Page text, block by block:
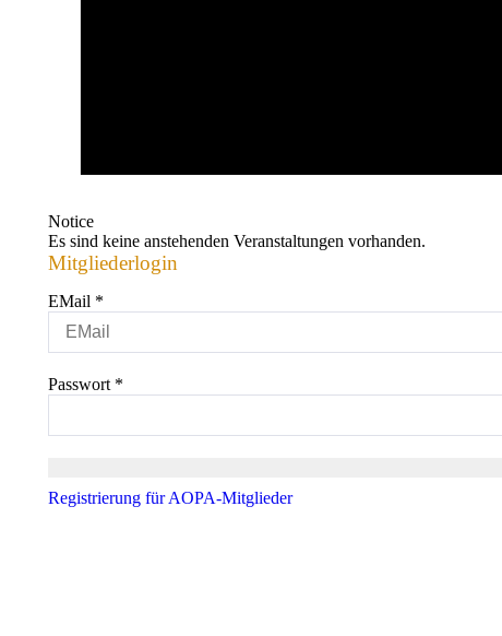
Notice
Es sind keine anstehenden Veranstaltungen vorhanden.
Mitgliederlogin
EMail *
Passwort *
Registrierung für AOPA-Mitglieder